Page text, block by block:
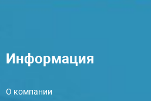
Информация
О компании